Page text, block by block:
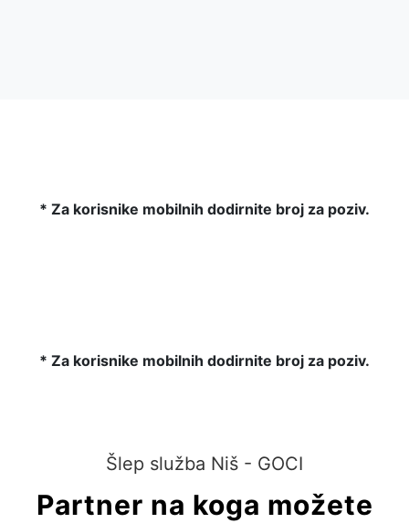
* Za korisnike mobilnih dodirnite broj za poziv.
* Za korisnike mobilnih dodirnite broj za poziv.
Šlep služba Niš - GOCI
Partner na koga možete